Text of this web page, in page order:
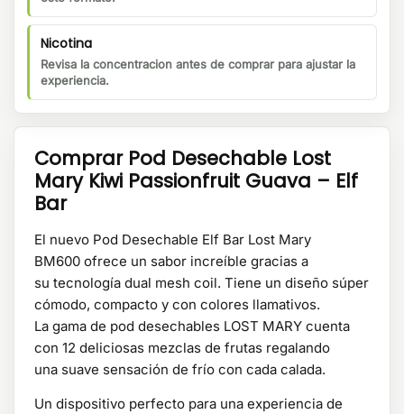
Nicotina
Revisa la concentracion antes de comprar para ajustar la
experiencia.
Comprar Pod Desechable Lost
Mary Kiwi Passionfruit Guava – Elf
Bar
El nuevo Pod Desechable Elf Bar Lost Mary
BM600 ofrece un sabor increíble gracias a
su tecnología dual mesh coil. Tiene un diseño súper
cómodo, compacto y con colores llamativos.
La gama de pod desechables LOST MARY cuenta
con 12 deliciosas mezclas de frutas regalando
una suave sensación de frío con cada calada.
Un dispositivo perfecto para una experiencia de